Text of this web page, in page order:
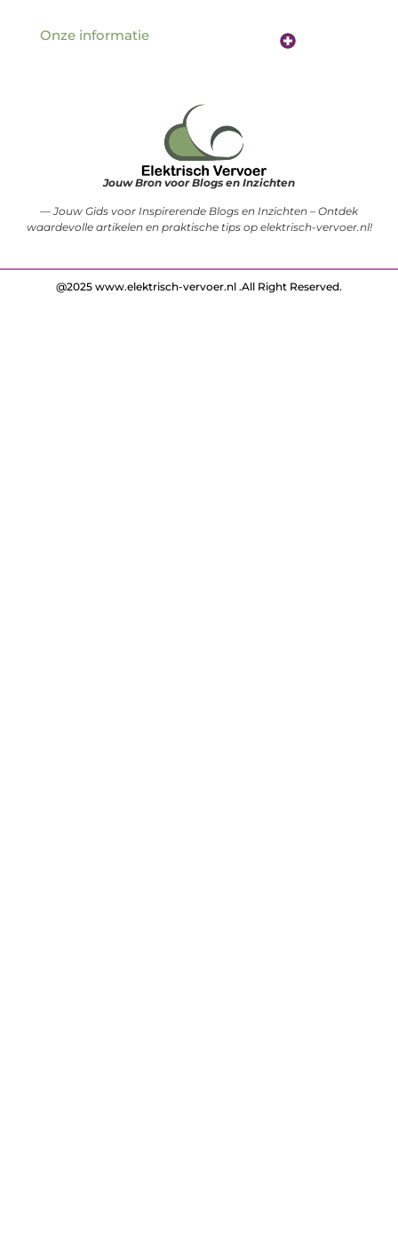
Jouw Bron voor Blogs en Inzichten
— Jouw Gids voor Inspirerende Blogs en Inzichten – Ontdek
waardevolle artikelen en praktische tips op elektrisch-vervoer.nl!
@2025 www.elektrisch-vervoer.nl .All Right Reserved.
Onze informatie